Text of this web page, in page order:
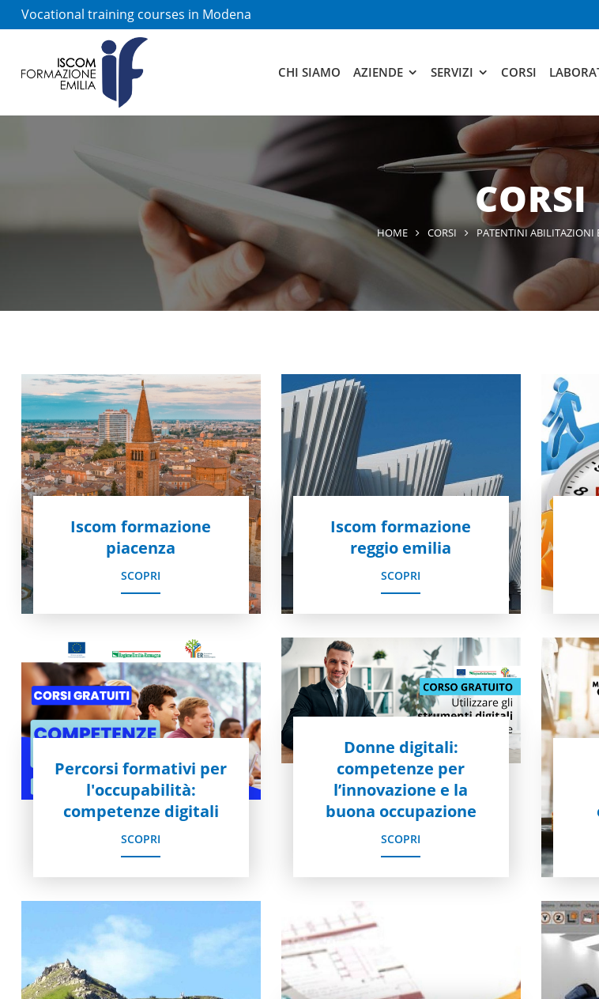
Vocational training courses in Modena
CHI SIAMO AZIENDE SERVIZI CORSI
CORSI
HOME CORSI PATENTINI ABILITAZIONI
Iscom formazione
piacenza
SCOPRI
Iscom formazione
reggio emilia
SCOPRI
Percorsi formativi per
l'occupabilità:
competenze digitali
SCOPRI
Donne digitali:
competenze per
l’innovazione e la
buona occupazione
SCOPRI